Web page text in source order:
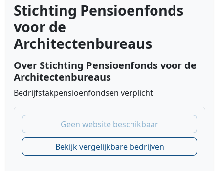
Stichting Pensioenfonds
voor de
Architectenbureaus
Over Stichting Pensioenfonds voor de
Architectenbureaus
Bedrijfstakpensioenfondsen verplicht
Geen website beschikbaar
Bekijk vergelijkbare bedrijven